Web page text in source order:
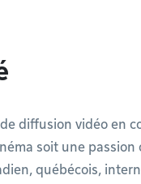
diffusion vidéo en
soit une passion
québécois,